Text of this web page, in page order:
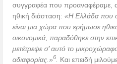
συγγραφέα που προαναφέραμε,
ηθική διάσταση:«Η Ελλάδα που
είναι μια χώρα που ερήμωσε
οικονομικά, παραδόθηκε στην
μετέτρεψε σ’ αυτό το
αδιαφορίας.»6
Και επειδή